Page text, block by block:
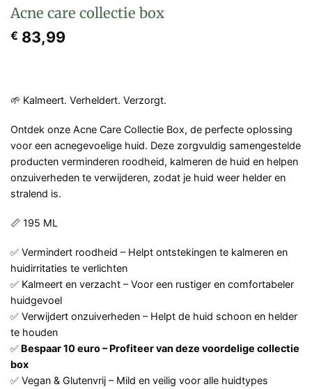
Acne care collectie box
€ 83,99
🌱 Kalmeert. Verheldert. Verzorgt.
Ontdek onze Acne Care Collectie Box, de perfecte oplossing
voor een acnegevoelige huid. Deze zorgvuldig samengestelde
producten verminderen roodheid, kalmeren de huid en helpen
onzuiverheden te verwijderen, zodat je huid weer helder en
stralend is.
📏 195 ML
✅ Vermindert roodheid – Helpt ontstekingen te kalmeren en
huidirritaties te verlichten
✅ Kalmeert en verzacht – Voor een rustiger en comfortabeler
huidgevoel
✅ Verwijdert onzuiverheden – Helpt de huid schoon en helder
te houden
✅ Bespaar 10 euro – Profiteer van deze voordelige collectie
box
✅ Vegan & Glutenvrij – Mild en veilig voor alle huidtypes